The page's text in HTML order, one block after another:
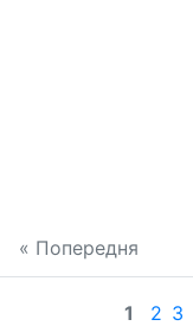
« Попередня
1 2 3